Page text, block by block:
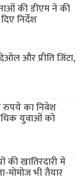
की डीएम ने की
निर्देश
और प्रीति जिंटा,
रुपये का निवेश
युवाओं को
की खातिरदारी में
मोमोज भी तैयार